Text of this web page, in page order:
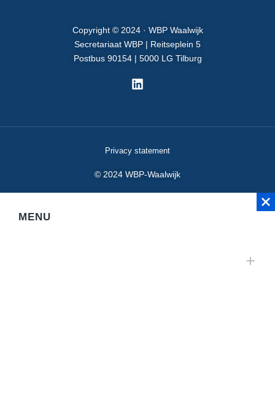
Copyright © 2024 · WBP Waalwijk
Secretariaat WBP | Reitseplein 5
Postbus 90154 | 5000 LG Tilburg
© 2024 WBP-Waalwijk
Privacy statement
MENU